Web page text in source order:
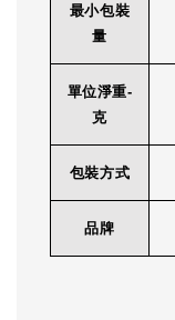
最小包裝
量
單位淨重-
克
包裝方式
品牌